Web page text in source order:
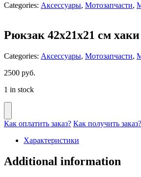
Categories: Аксессуары, Мотозапчасти,
Рюкзак 42х21х21 см хаки
Categories: Аксессуары, Мотозапчасти,
2500 руб.
1 in stock
Как оплатить заказ? Как получить заказ?
Характеристики
Additional information